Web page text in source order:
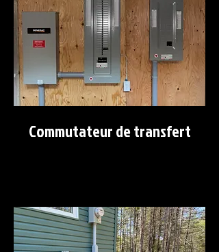
Commutateur de transfert